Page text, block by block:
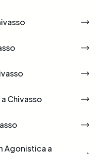
Chivasso
Agonistica a